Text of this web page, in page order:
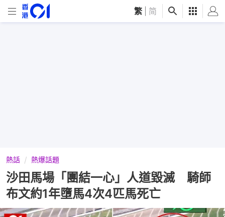
繁 简
熱話 熱爆話題
沙田馬場「團結一心」人道毀滅 騎師
布文約1年墮馬4次4匹馬死亡